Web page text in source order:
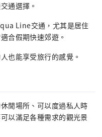
通選擇。
Line交通，尤其是居住
合假期快速郊遊。
也能享受旅行的感覺。
閒場所、可以度過私人時
以滿足各種需求的觀光景